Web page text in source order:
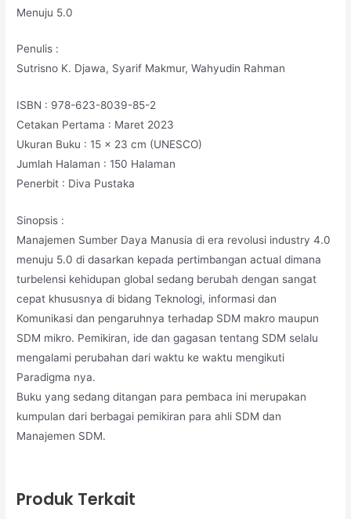
Menuju 5.0
Penulis :
Sutrisno K. Djawa, Syarif Makmur, Wahyudin Rahman
ISBN : 978-623-8039-85-2
Cetakan Pertama : Maret 2023
Ukuran Buku : 15 x 23 cm (UNESCO)
Jumlah Halaman : 150 Halaman
Penerbit : Diva Pustaka
Sinopsis :
Manajemen Sumber Daya Manusia di era revolusi industry 4.0
menuju 5.0 di dasarkan kepada pertimbangan actual dimana
turbelensi kehidupan global sedang berubah dengan sangat
cepat khususnya di bidang Teknologi, informasi dan
Komunikasi dan pengaruhnya terhadap SDM makro maupun
SDM mikro. Pemikiran, ide dan gagasan tentang SDM selalu
mengalami perubahan dari waktu ke waktu mengikuti
Paradigma nya.
Buku yang sedang ditangan para pembaca ini merupakan
kumpulan dari berbagai pemikiran para ahli SDM dan
Manajemen SDM.
Produk Terkait